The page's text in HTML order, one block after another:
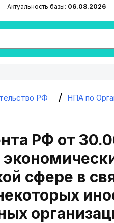
Актуальность базы: 06.08.2026
РФ НПА по
РФ от
сфере в